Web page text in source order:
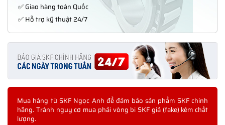
✅ Giao hàng toàn Quốc
✅ Hỗ trợ kỹ thuật 24/7
Mua hàng từ SKF Ngọc Anh để đảm bảo sản phẩm SKF chính
hãng. Tránh nguy cơ mua phải vòng bi SKF giả (fake) kém chất
lượng.